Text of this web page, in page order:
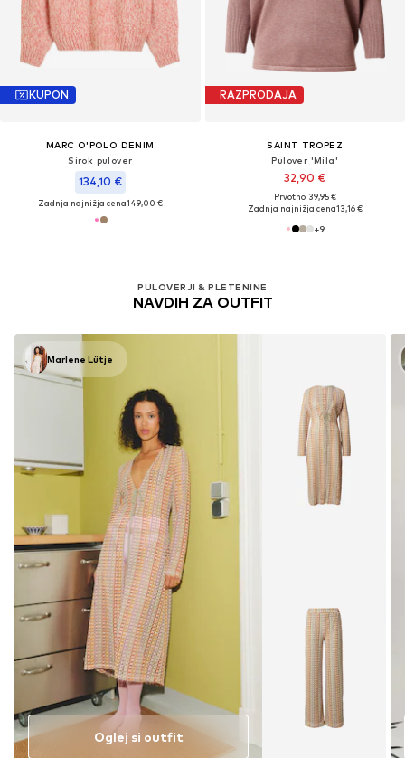
KUPON
MARC O'POLO DENIM
Širok pulover
134,10 €
Zadnja najnižja cena149,00 €
PULOVERJI & PLETENINE
NAVDIH ZA OUTFIT
Marlene Lütje
Oglej si outfit
RAZPRODAJA
SAINT TROPEZ
Pulover 'Mila'
32,90 €
Prvotno: 39,95 €
Zadnja najnižja cena13,16 €
+9